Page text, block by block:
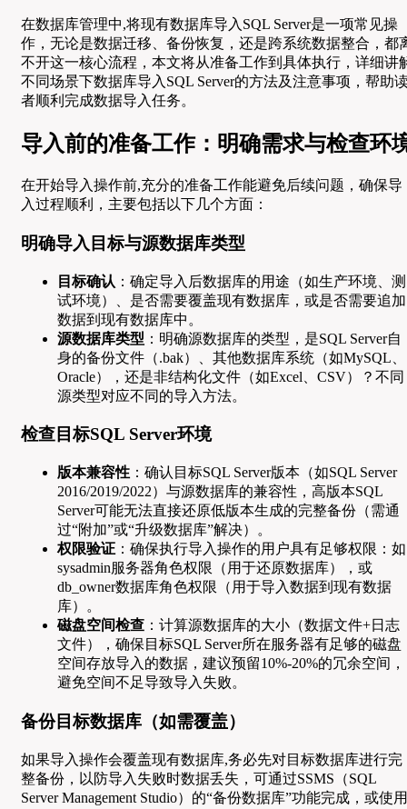
在数据库管理中,将现有数据库导入SQL Server是一项常见操
作，无论是数据迁移、备份恢复，还是跨系统数据整合，都
不开这一核心流程，本文将从准备工作到具体执行，详细讲
不同场景下数据库导入SQL Server的方法及注意事项，帮助
者顺利完成数据导入任务。
导入前的准备工作：明确需求与检查环
在开始导入操作前,充分的准备工作能避免后续问题，确保导
入过程顺利，主要包括以下几个方面：
明确导入目标与源数据库类型
目标确认 ：确定导入后数据库的用途（如生产环境、测
试环境）、是否需要覆盖现有数据库，或是否需要追加
数据到现有数据库中。
源数据库类型 ：明确源数据库的类型，是SQL Server自
身的备份文件（.bak）、其他数据库系统（如MySQL、
Oracle），还是非结构化文件（如Excel、CSV）？不同
源类型对应不同的导入方法。
检查目标SQL Server环境
版本兼容性 ：确认目标SQL Server版本（如SQL Server
2016/2019/2022）与源数据库的兼容性，高版本SQL
Server可能无法直接还原低版本生成的完整备份（需通
过“附加”或“升级数据库”解决）。
权限验证 ：确保执行导入操作的用户具有足够权限：如
sysadmin服务器角色权限（用于还原数据库），或
db_owner数据库角色权限（用于导入数据到现有数据
库）。
磁盘空间检查 ：计算源数据库的大小（数据文件+日志
文件），确保目标SQL Server所在服务器有足够的磁盘
空间存放导入的数据，建议预留10%-20%的冗余空间，
避免空间不足导致导入失败。
备份目标数据库（如需覆盖）
如果导入操作会覆盖现有数据库,务必先对目标数据库进行完
整备份，以防导入失败时数据丢失，可通过SSMS（SQL
Server Management Studio）的“备份数据库”功能完成，或使用